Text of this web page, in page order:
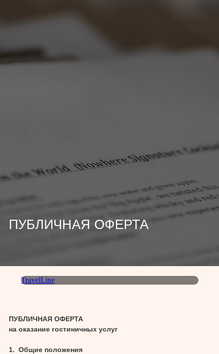
ПУБЛИЧНАЯ ОФЕРТА
TravelLine
ПУБЛИЧНАЯ ОФЕРТА
на оказание гостиничных услуг
1. Общие положения